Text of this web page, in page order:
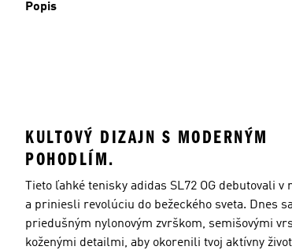
Popis
KULTOVÝ DIZAJN S MODERNÝM
POHODLÍM.
Tieto ľahké tenisky adidas SL72 OG debutovali v
a priniesli revolúciu do bežeckého sveta. Dnes
priedušným nylonovým zvrškom, semišovými
koženými detailmi, aby okorenili tvoj aktívny život